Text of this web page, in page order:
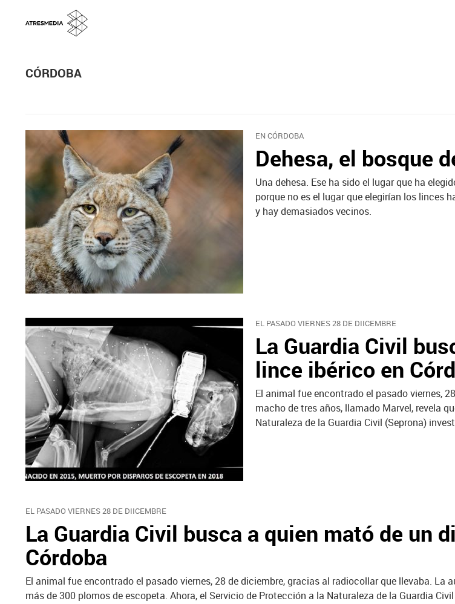
CÓRDOBA
EN CÓRDOBA
Dehesa, el bosque
Una dehesa. Ese ha sido el lugar que ha
porque no es el lugar que elegirían los linces
y hay demasiados vecinos.
EL PASADO VIERNES 28 DE DIICEMBRE
La Guardia Civil
lince ibérico en
El animal fue encontrado el pasado viernes,
macho de tres años, llamado Marvel, revela
Naturaleza de la Guardia Civil (Seprona)
EL PASADO VIERNES 28 DE DIICEMBRE
La Guardia Civil busca a quien mató de un
Córdoba
El animal fue encontrado el pasado viernes, 28 de diciembre, gracias al radiocollar que llevaba.
más de 300 plomos de escopeta. Ahora, el Servicio de Protección a la Naturaleza de la Guardia